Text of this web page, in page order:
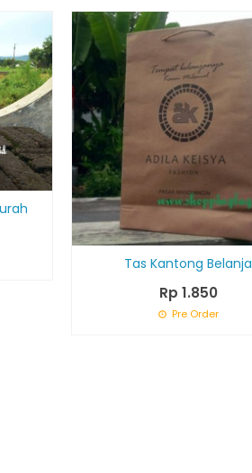
Tas Kantong Belanja
Rp 1.850
Pre Order